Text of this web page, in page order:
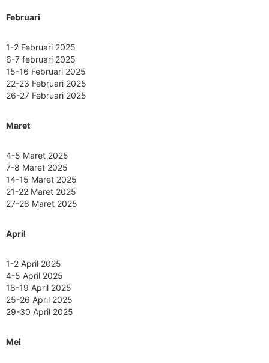
Februari
1-2 Februari 2025
6-7 februari 2025
15-16 Februari 2025
22-23 Februari 2025
26-27 Februari 2025
Maret
4-5 Maret 2025
7-8 Maret 2025
14-15 Maret 2025
21-22 Maret 2025
27-28 Maret 2025
April
1-2 April 2025
4-5 April 2025
18-19 April 2025
25-26 April 2025
29-30 April 2025
Mei